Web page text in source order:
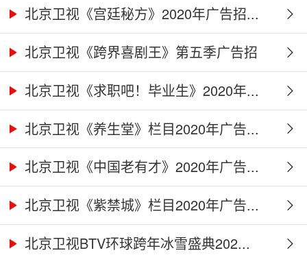
北京卫视《宫廷秘方》2020年广告招...
北京卫视《跨界喜剧王》第五季广告招
商...北京卫视《求职吧！毕业生》2020年...
北京卫视《养生堂》栏目2020年广告...
北京卫视《中国老有才》2020年广告...
北京卫视《紫禁城》栏目2020年广告...
北京卫视BTV环球跨年冰雪盛典202...